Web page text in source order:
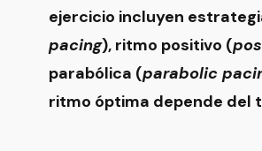
ejercicio incluyen
pacing), ritmo positivo (
parabólica (parabolic
ritmo óptima depende del